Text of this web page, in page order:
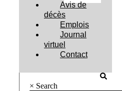
Avis de
décès
Emplois
Journal
virtuel
Contact
× Search